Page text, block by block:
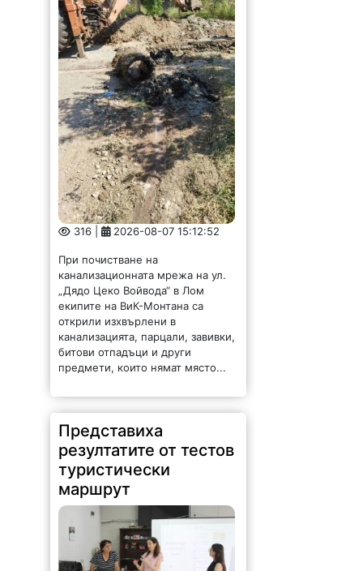
316 | 2026-08-07 15:12:52
При почистване на
канализационната мрежа на ул.
„Дядо Цеко Войвода“ в Лом
екипите на ВиК-Монтана са
открили изхвърлени в
канализацията, парцали, завивки,
битови отпадъци и други
предмети, които нямат място...
Представиха
резултатите от тестов
туристически
маршрут